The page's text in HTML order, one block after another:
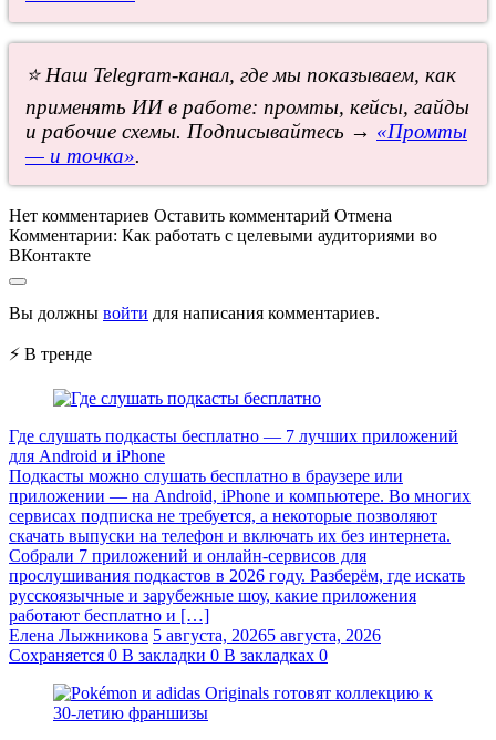
⭐ Наш Telegram-канал, где мы показываем, как
применять ИИ в работе: промты, кейсы, гайды
и рабочие схемы. Подписывайтесь → «Промты
— и точка».
Нет комментариев Оставить комментарий Отмена
Комментарии: Как работать с целевыми аудиториями во
ВКонтакте
Вы должны войти для написания комментариев.
⚡ В тренде
Где слушать подкасты бесплатно — 7 лучших приложений
для Android и iPhone
Подкасты можно слушать бесплатно в браузере или
приложении — на Android, iPhone и компьютере. Во многих
сервисах подписка не требуется, а некоторые позволяют
скачать выпуски на телефон и включать их без интернета.
Собрали 7 приложений и онлайн-сервисов для
прослушивания подкастов в 2026 году. Разберём, где искать
русскоязычные и зарубежные шоу, какие приложения
работают бесплатно и […]
Елена Лыжникова 5 августа, 20265 августа, 2026
Сохраняется 0 В закладки 0 В закладках 0